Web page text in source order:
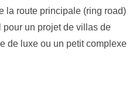
la route principale (ring road)
pour un projet de villas de
de luxe ou un petit complexe